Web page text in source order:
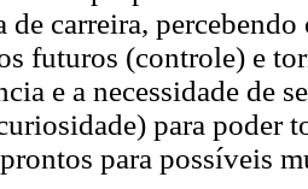
de carreira,
futuros (controle) e
e a necessidade de
para poder
para possíveis